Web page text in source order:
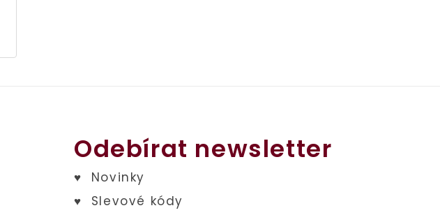
Odebírat newsletter